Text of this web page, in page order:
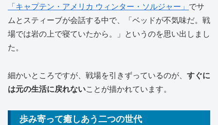
「キャプテン・アメリカ ウィンター・ソルジャー」 でサ
ムとスティーブが会話する中で、「ベッドが不気味だ。戦
場では岩の上で寝ていたから。」というのを思い出しまし
た。
細かいところですが、戦場を引きずっているのが、 すぐに
は元の生活に戻れないことが描かれています。
歩み寄って癒しあう二つの世代